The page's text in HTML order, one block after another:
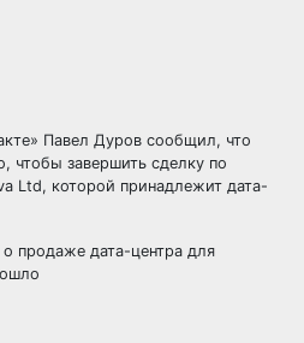
Павел Дуров сообщил, что
чтобы завершить сделку по
Ltd, которой принадлежит дата-
продаже дата-центра для